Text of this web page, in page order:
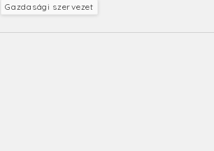
Gazdasági szervezet